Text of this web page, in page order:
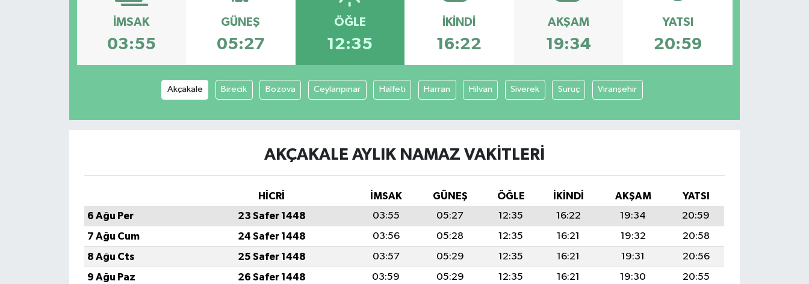
İMSAK
03:55
GÜNEŞ
05:27
ÖĞLE
12:35
İKINDI
16:22
AKŞAM
19:34
YATSI
20:59
Akçakale Birecik Bozova Ceylanpınar Halfeti Harran Hilvan Siverek Suruç Viranşehir
AKÇAKALE AYLIK NAMAZ VAKITLERI
HİCRİ İMSAK GÜNEŞ ÖĞLE İKINDI AKŞAM
YATSI
6 Ağu Per
23 Safer 1448 03:55 05:27 12:35 16:22 19:34
20:59
7 Ağu Cum
24 Safer 1448 03:56 05:28 12:35 16:21 19:32
20:58
8 Ağu Cts
25 Safer 1448 03:57 05:29 12:35 16:21 19:31
20:56
9 Ağu Paz
26 Safer 1448 03:59 05:29 12:35 16:21 19:30
20:55